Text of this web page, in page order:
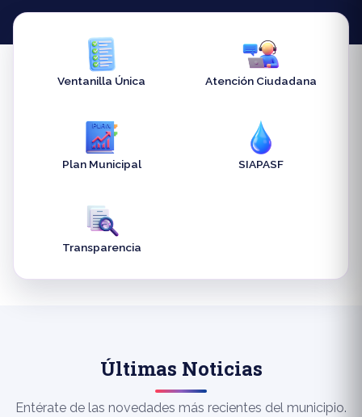
Ventanilla Única Atención Ciudadana
Plan Municipal SIAPASF
Transparencia
Últimas Noticias
Entérate de las novedades más recientes del municipio.